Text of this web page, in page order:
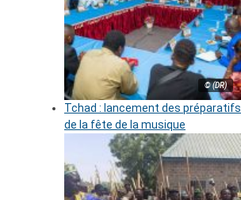
© (DR)
Tchad : lancement des préparatifs
de la fête de la musique